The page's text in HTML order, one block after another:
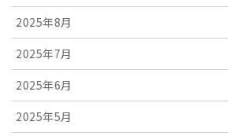
2025年8月
2025年7月
2025年6月
2025年5月